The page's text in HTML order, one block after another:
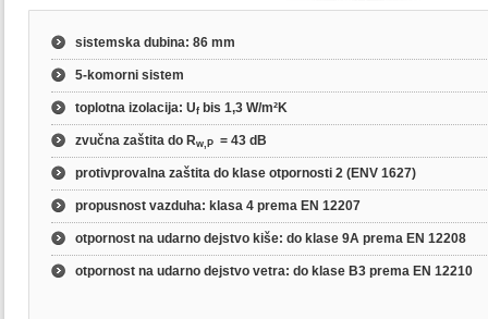
sistemska dubina: 86 mm
5-komorni sistem
toplotna izolacija: Uf bis 1,3 W/m²K
zvučna zaštita do Rw,P = 43 dB
protivprovalna zaštita do klase otpornosti 2 (ENV 1627)
propusnost vazduha: klasa 4 prema EN 12207
otpornost na udarno dejstvo kiše: do klase 9A prema EN 12208
otpornost na udarno dejstvo vetra: do klase B3 prema EN 12210